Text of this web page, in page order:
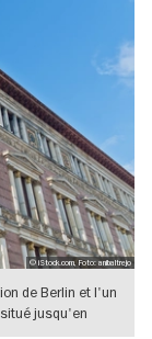
© iStock.com, Foto: anibaltrejo
de Berlin et l'un
jusqu'en